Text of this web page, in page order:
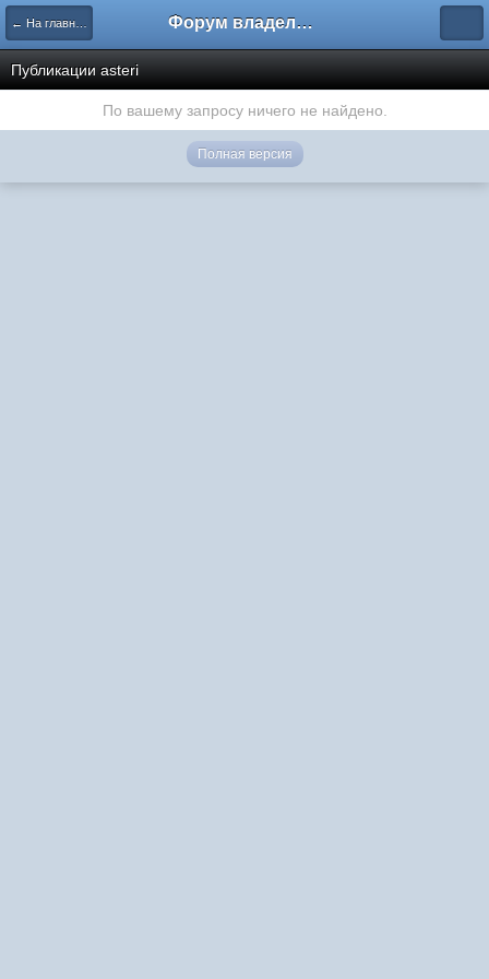
← На главную Форум владельцев интернет-магазинов
Публикации asteri
По вашему запросу ничего не найдено.
Полная версия